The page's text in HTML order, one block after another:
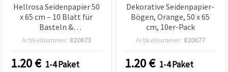
Hellrosa Seidenpapier 50
x 65 cm – 10 Blatt für
Basteln &
Geschenkverpackung
Artikelnummer: 820673
1.20€ 1-4 Paket
Dekorative Seidenpapier-
Bögen, Orange, 50 x 65
cm, 10er-Pack
Artikelnummer: 820677
1.20€ 1-4 Paket